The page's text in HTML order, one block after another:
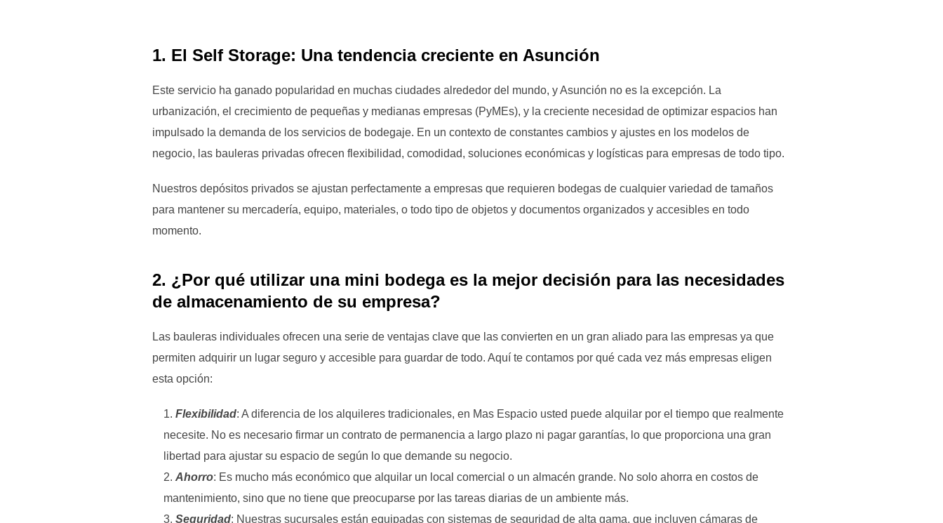
1. El Self Storage: Una tendencia creciente en Asunción
Este servicio ha ganado popularidad en muchas ciudades alrededor del mundo, y Asunción no es la excepción. La
urbanización, el crecimiento de pequeñas y medianas empresas (PyMEs), y la creciente necesidad de optimizar espacios han
impulsado la demanda de los servicios de bodegaje. En un contexto de constantes cambios y ajustes en los modelos de
negocio, las bauleras privadas ofrecen flexibilidad, comodidad, soluciones económicas y logísticas para empresas de todo tipo.
Nuestros depósitos privados se ajustan perfectamente a empresas que requieren bodegas de cualquier variedad de tamaños
para mantener su mercadería, equipo, materiales, o todo tipo de objetos y documentos organizados y accesibles en todo
momento.
2. ¿Por qué utilizar una mini bodega es la mejor decisión para las necesidades
de almacenamiento de su empresa?
Las bauleras individuales ofrecen una serie de ventajas clave que las convierten en un gran aliado para las empresas ya que
permiten adquirir un lugar seguro y accesible para guardar de todo. Aquí te contamos por qué cada vez más empresas eligen
esta opción:
Flexibilidad: A diferencia de los alquileres tradicionales, en Mas Espacio usted puede alquilar por el tiempo que realmente
necesite. No es necesario firmar un contrato de permanencia a largo plazo ni pagar garantías, lo que proporciona una gran
libertad para ajustar su espacio de según lo que demande su negocio.
Ahorro: Es mucho más económico que alquilar un local comercial o un almacén grande. No solo ahorra en costos de
mantenimiento, sino que no tiene que preocuparse por las tareas diarias de un ambiente más.
Seguridad: Nuestras sucursales están equipadas con sistemas de seguridad de alta gama, que incluyen cámaras de